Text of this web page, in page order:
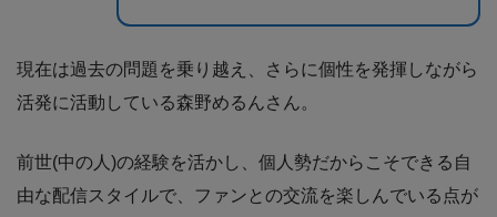
現在は過去の問題を乗り越え、さらに個性を発揮しながら
活発に活動している森野めるんさん。
前世(中の人)の経験を活かし、個人勢だからこそできる自
由な配信スタイルで、ファンとの交流を楽しんでいる点が